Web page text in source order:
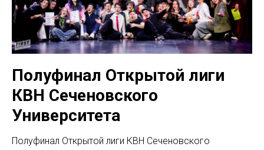
Полуфинал Открытой лиги
КВН Сеченовского
Университета
Полуфинал Открытой лиги КВН Сеченовского